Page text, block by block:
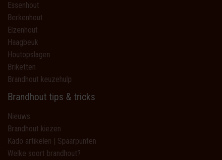
Essenhout
Berkenhout
Elzenhout
Haagbeuk
Houtopslagen
Briketten
Brandhout keuzehulp
Brandhout tips & tricks
Nieuws
Brandhout kiezen
Kado artikelen | Spaarpunten
Welke soort brandhout?